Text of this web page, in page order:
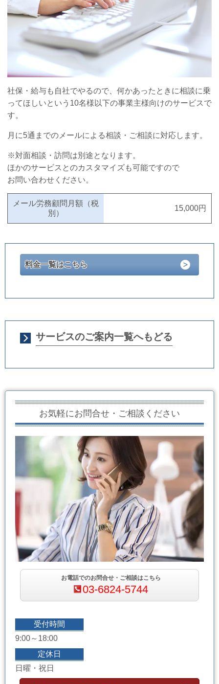
社保・給与も自社でやるので、何かあったときに相談に乗
ってほしいという10名様以下の事業主様向けのサービスで
す。
月に5通までのメールによる相談・ご相談に対応します。
※対面相談・訪問は別途となります。
ほかのサービスとのカスタマイズも可能ですので
お問い合わせください。
メール労務顧問月額（税
別）
15,000円
料金一覧はこちら
サービスのご案内一覧へもどる
お気軽にお問合せ・ご相談ください
お電話でのお問合せ・ご相談はこちら
03-6824-5744
受付時間
9:00～18:00
定休日
日曜・祝日